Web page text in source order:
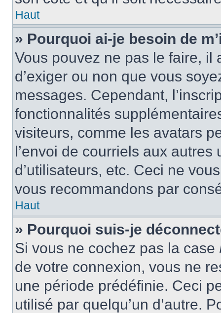
Haut
» Pourquoi ai-je besoin de
Vous pouvez ne pas le faire, il
d’exiger ou non que vous
messages. Cependant,
fonctionnalités
visiteurs, comme les avatars
l’envoi de courriels aux
d’utilisateurs, etc. Ceci ne
vous recommandons par
Haut
» Pourquoi suis-je
Si vous ne cochez pas la case
de votre connexion, vous ne
une période prédéfinie. Ceci
utilisé par quelqu’un d’autre.